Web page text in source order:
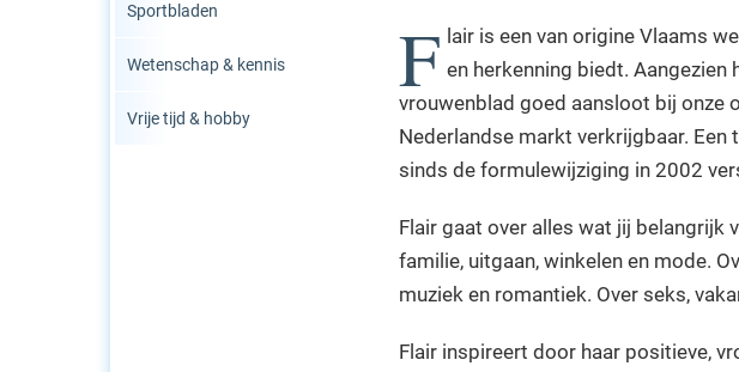
Sportbladen
Wetenschap & kennis
Vrije tijd & hobby
F lair is een van origine Vlaams
en herkenning biedt.
vrouwenblad goed aansloot bij onze
Nederlandse markt verkrijgbaar. Een
sinds de formulewijziging in 2002
Flair gaat over alles wat jij belangrijk
familie, uitgaan, winkelen en mode.
muziek en romantiek. Over seks,
Flair inspireert door haar positieve,